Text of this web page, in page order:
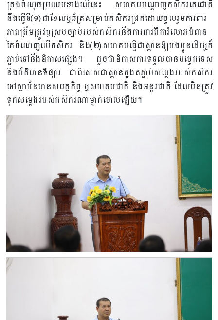
ត្រង់ចំណុចប្រឈមខាងលើនេះ សមាគមបណ្តាញកសិករតេជោគឺ
នឹងធ្វើទី(១)ជាខែលឬឆ័ត្រសម្រាប់កសិករជ្រកដោយចូលរួមការពារ
ភាពត្រឹមត្រូវឬស្របច្បាប់របស់កសិករនឹងការពារពីការំលោភបំពាន
គៃចំណេញលើកសិករ និង(២)សមាគមធ្វើជាស្ពានឱ្យបងប្អូនដើរឬក៏
ភ្ជាប់ទៅនឹងឱកាសផ្សេងៗ ដូចជាឱកាសការទទួលបានបច្ចេកទេស
និងព័ត៌មានទីផ្សារ ជាពិសេសជាស្ពានក្នុងតភ្ជាប់សម្លេងរបស់កសិករ
ទៅស្ថាប័នមានសមត្ថកិច្ច ឬសហគមជាតិ និងអន្តរជាតិ ដែលមិនត្រូវ
ទុកសម្លេងរបស់កសិករណាម្នាក់ចោលឡើយ។